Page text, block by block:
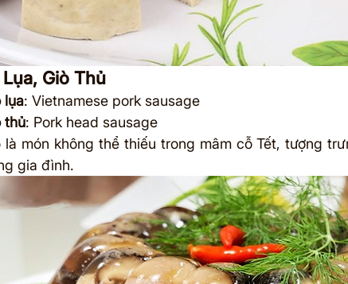
Lụa, Giò Thủ
lụa: Vietnamese pork sausage
thủ: Pork head sausage
là món không thể thiếu trong mâm cỗ Tết, tượng
gia đình.